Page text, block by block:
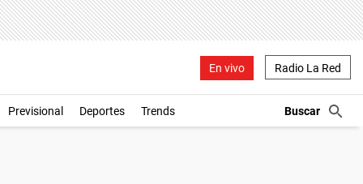
En vivo Radio La Red
Previsional Deportes Trends